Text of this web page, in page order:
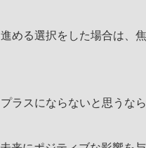
進める選択をした場合は、
ラスにならないと思うな